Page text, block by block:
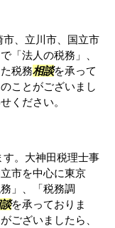
、立川市、国立市
「法人の税務」、
税務相談を承って
ことがございまし
ください。
。大神田税理士事
市を中心に東京
」、「税務調
を承っておりま
ございましたら、